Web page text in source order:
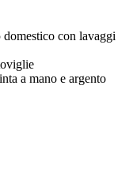
con lavaggi
a mano e argento